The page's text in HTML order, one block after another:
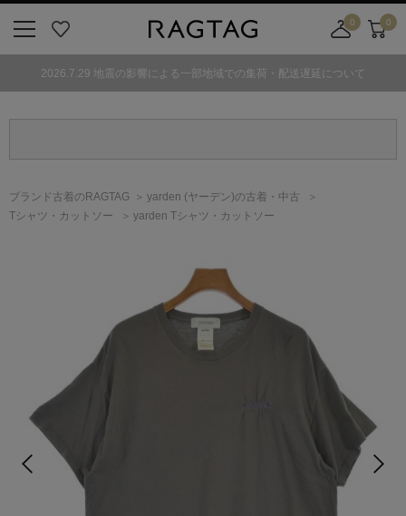
気
0
舗
カ
0
2026.7.29 地震の影響による一部地域での集荷・配送遅延について
ブランド古着のRAGTAG yarden (ヤーデン)の古着・中古
Tシャツ・カットソー
yarden Tシャツ・カットソー